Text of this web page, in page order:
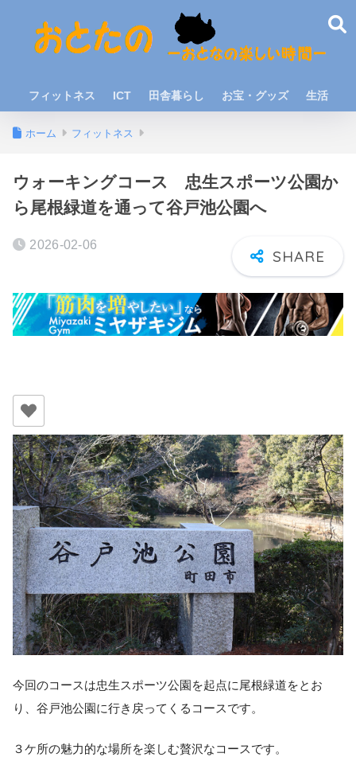
フィットネス ICT 田舎暮らし お宝・グッズ 生活
ホーム フィットネス
ウォーキングコース 忠生スポーツ公園か
ら尾根緑道を通って谷戸池公園へ
2026-02-06
今回のコースは忠生スポーツ公園を起点に尾根緑道をとお
り、谷戸池公園に行き戻ってくるコースです。
３ケ所の魅力的な場所を楽しむ贅沢なコースです。